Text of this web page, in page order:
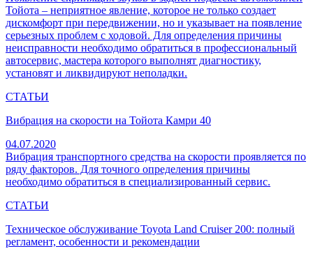
Тойота – неприятное явление, которое не только создает
дискомфорт при передвижении, но и указывает на появление
серьезных проблем с ходовой. Для определения причины
неисправности необходимо обратиться в профессиональный
автосервис, мастера которого выполнят диагностику,
установят и ликвидируют неполадки.
СТАТЬИ
Вибрация на скорости на Тойота Камри 40
04.07.2020
Вибрация транспортного средства на скорости проявляется по
ряду факторов. Для точного определения причины
необходимо обратиться в специализированный сервис.
СТАТЬИ
Техническое обслуживание Toyota Land Cruiser 200: полный
регламент, особенности и рекомендации